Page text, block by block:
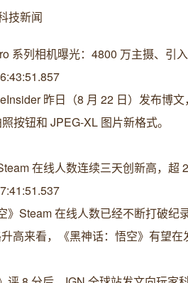
技新闻
系列相机曝光：4800 万主摄、引
昨日（8 月 22 日）发布博
按钮和 JPEG-XL 图片新格式。
在线人数连续三天创新高，超
》Steam 在线人数已经不断打破
高来看，《黑神话：悟空》有望在